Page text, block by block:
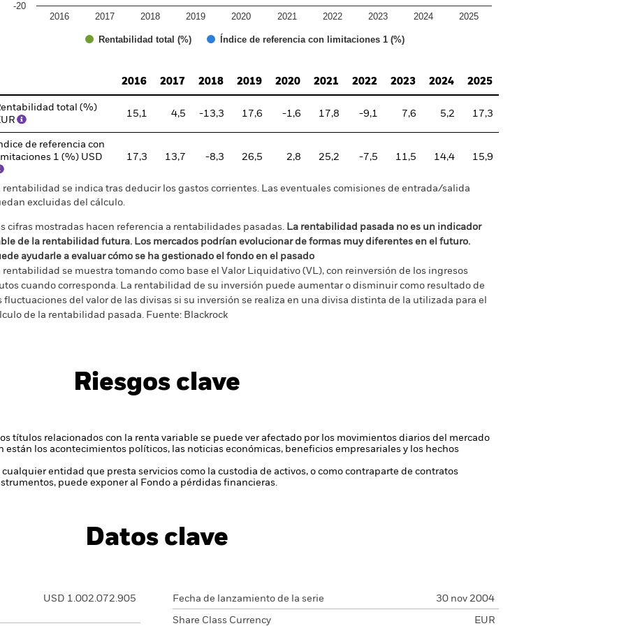
Rentabilidad total (%) Índice de referencia con limitaciones 1 (%)
2016 2017 2018 2019 2020 2021 2022 2023 2024 2025
-20
2016
2017 2018 2019 2020 2021 2022 2023 2024 2025
total (%)
15,1 4,5 -13,3 17,6 -1,6 17,8 -9,1 7,6 5,2 17,3
de referencia con
1 (%) USD
17,3 13,7 -8,3 26,5 2,8 25,2 -7,5 11,5 14,4 15,9
rentabilidad se indica tras deducir los gastos corrientes. Las eventuales comisiones de entrada/salida
excluidas del cálculo.
cifras mostradas hacen referencia a rentabilidades pasadas. La rentabilidad pasada no es un indicador
de la rentabilidad futura. Los mercados podrían evolucionar de formas muy diferentes en el futuro.
ayudarle a evaluar cómo se ha gestionado el fondo en el pasado
rentabilidad se muestra tomando como base el Valor Liquidativo (VL), con reinversión de los ingresos
cuando corresponda. La rentabilidad de su inversión puede aumentar o disminuir como resultado de
fluctuaciones del valor de las divisas si su inversión se realiza en una divisa distinta de la utilizada para el
de la rentabilidad pasada. Fuente: Blackrock
Riesgos clave
títulos relacionados con la renta variable se puede ver afectado por los movimientos diarios del mercado
los acontecimientos políticos, las noticias económicas, beneficios empresariales y los hechos
entidad que presta servicios como la custodia de activos, o como contraparte de contratos
puede exponer al Fondo a pérdidas financieras.
Datos clave
USD 1.002.072.905 Fecha de lanzamiento de la serie 30 nov 2004
Share Class Currency EUR